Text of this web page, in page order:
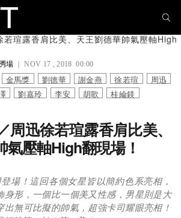
秀場｜ NOV 17 , 2018 00:00
金馬獎 劉德華 謝金燕 徐若瑄
周迅
劉嘉玲 李安 胡歌 桂綸鎂
周迅徐若瑄露香肩比美、
氣壓軸High翻現場！
場！這回各個女星皆以簡約色系亮相，
身形，一個比一個美又性感，男星則是大
出無可比擬的帥氣，超強卡司耀眼亮相！